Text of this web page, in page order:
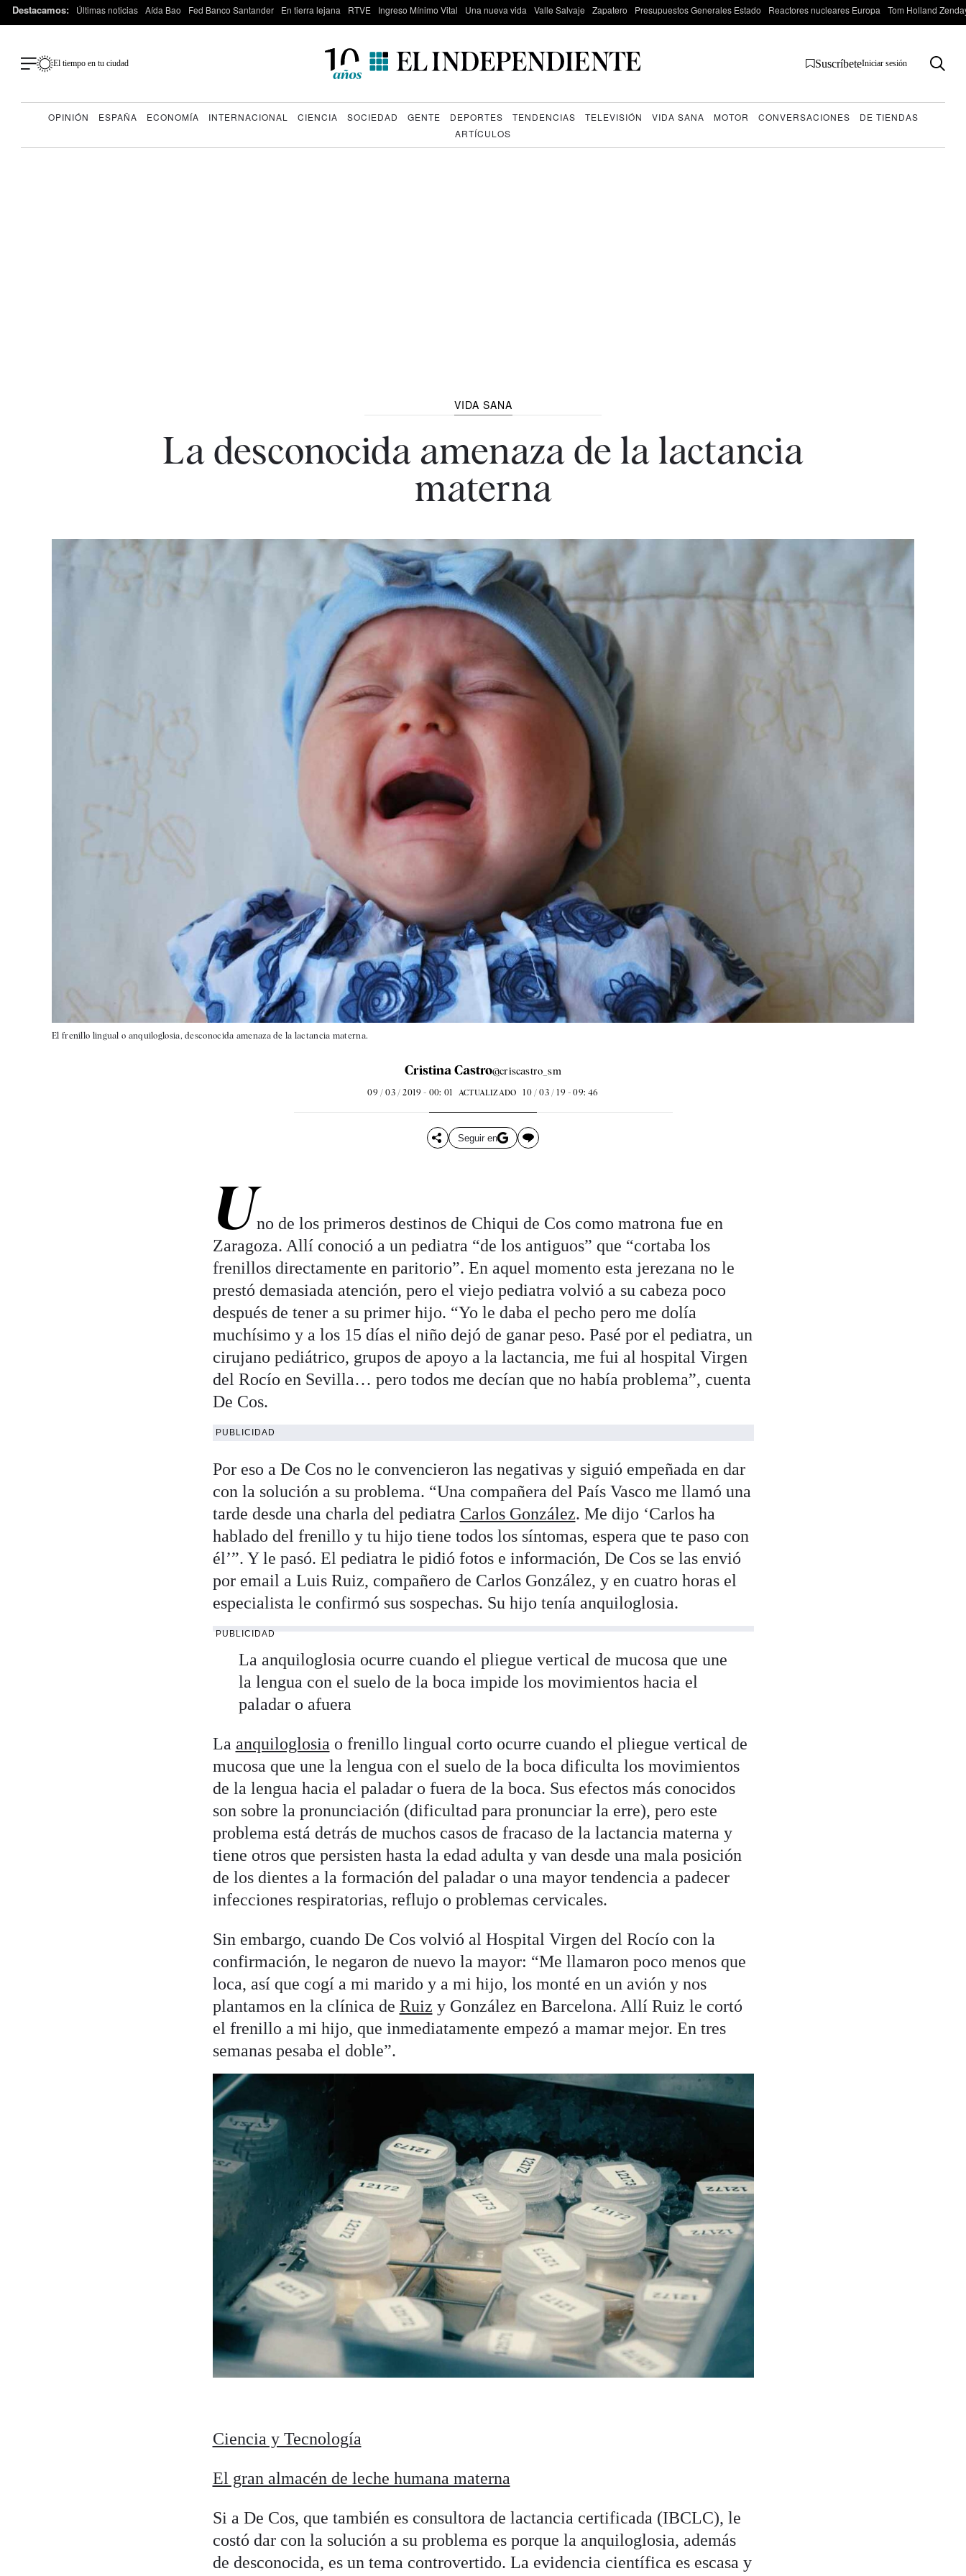
Destacamos: Últimas noticias Aída Bao Fed Banco Santander En tierra lejana RTVE Ingreso Mínimo Vital Una nueva vida Valle Salvaje Zapatero Presupuestos Generales Estado Reactores nucleares Europa Tom Holland
El tiempo en tu ciudad SuscríbeteIniciar sesión
OPINIÓN ESPAÑA ECONOMÍA INTERNACIONAL CIENCIA SOCIEDAD GENTE DEPORTES TENDENCIAS TELEVISIÓN VIDA SANA MOTOR CONVERSACIONES
DE TIENDAS
ARTÍCULOS
VIDA SANA
La desconocida amenaza de la lactancia
materna
El frenillo lingual o anquiloglosia, desconocida amenaza de la lactancia materna.
Cristina Castro@criscastro_sm
09 / 03 / 2019 - 00: 01 ACTUALIZADO 10 / 03 / 19 - 09: 46
Seguir en
Uno de los primeros destinos de Chiqui de Cos como matrona fue en
Zaragoza. Allí conoció a un pediatra “de los antiguos” que “cortaba los
frenillos directamente en paritorio”. En aquel momento esta jerezana no le
prestó demasiada atención, pero el viejo pediatra volvió a su cabeza poco
después de tener a su primer hijo. “Yo le daba el pecho pero me dolía
muchísimo y a los 15 días el niño dejó de ganar peso. Pasé por el pediatra, un
cirujano pediátrico, grupos de apoyo a la lactancia, me fui al hospital Virgen
del Rocío en Sevilla… pero todos me decían que no había problema”, cuenta
De Cos.
PUBLICIDAD
Por eso a De Cos no le convencieron las negativas y siguió empeñada en dar
con la solución a su problema. “Una compañera del País Vasco me llamó una
tarde desde una charla del pediatra Carlos González. Me dijo ‘Carlos ha
hablado del frenillo y tu hijo tiene todos los síntomas, espera que te paso con
él’”. Y le pasó. El pediatra le pidió fotos e información, De Cos se las envió
por email a Luis Ruiz, compañero de Carlos González, y en cuatro horas el
especialista le confirmó sus sospechas. Su hijo tenía anquiloglosia.
PUBLICIDAD
La anquiloglosia ocurre cuando el pliegue vertical de mucosa que une
la lengua con el suelo de la boca impide los movimientos hacia el
paladar o afuera
La anquiloglosiao frenillo lingual corto ocurre cuando el pliegue vertical de
mucosa que une la lengua con el suelo de la boca dificulta los movimientos
de la lengua hacia el paladar o fuera de la boca. Sus efectos más conocidos
son sobre la pronunciación (dificultad para pronunciar la erre), pero este
problema está detrás de muchos casos de fracaso de la lactancia materna y
tiene otros que persisten hasta la edad adulta y van desde una mala posición
de los dientes a la formación del paladar o una mayor tendencia a padecer
infecciones respiratorias, reflujo o problemas cervicales.
Sin embargo, cuando De Cos volvió al Hospital Virgen del Rocío con la
confirmación, le negaron de nuevo la mayor: “Me llamaron poco menos que
loca, así que cogí a mi marido y a mi hijo, los monté en un avión y nos
plantamos en la clínica de Ruiz y González en Barcelona. Allí Ruiz le cortó
el frenillo a mi hijo, que inmediatamente empezó a mamar mejor. En tres
semanas pesaba el doble”.
Ciencia y Tecnología
El gran almacén de leche humana materna
Si a De Cos, que también es consultora de lactancia certificada (IBCLC), le
costó dar con la solución a su problema es porque la anquiloglosia, además
de desconocida, es un tema controvertido. La evidencia científica es escasa y